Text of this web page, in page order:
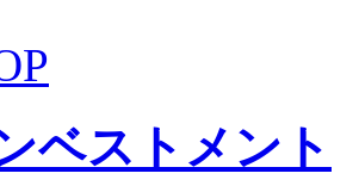
ベストメント